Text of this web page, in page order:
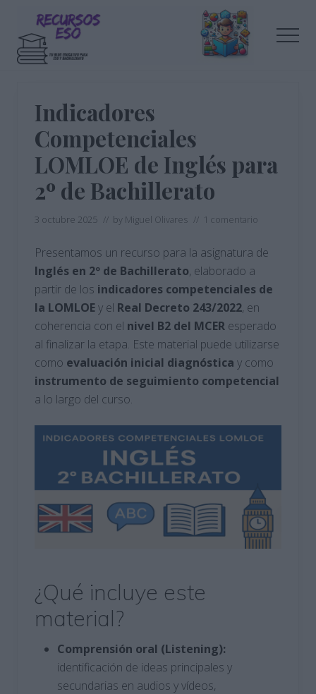
contenido
principal
barra
educación
Indicadores
Competenciales
LOMLOE de Inglés para
2º de Bachillerato
3 octubre 2025 // by Miguel Olivares // 1 comentario
Presentamos un recurso para la asignatura de
Inglés en 2º de Bachillerato, elaborado a
partir de los indicadores competenciales de
la LOMLOEy el Real Decreto 243/2022, en
coherencia con el nivel B2 del MCER esperado
al finalizar la etapa. Este material puede utilizarse
como evaluación inicial diagnóstica y como
instrumento de seguimiento competencial
a lo largo del curso.
¿Qué incluye este
material?
Comprensión oral (Listening):
identificación de ideas principales y
secundarias en audios y vídeos,